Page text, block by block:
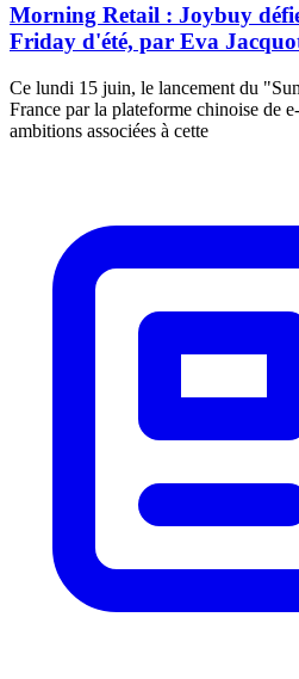
Morning Retail : Joybuy
Friday d'été, par Eva
Ce lundi 15 juin, le lancement du
France par la plateforme chinoise de
ambitions associées à cette